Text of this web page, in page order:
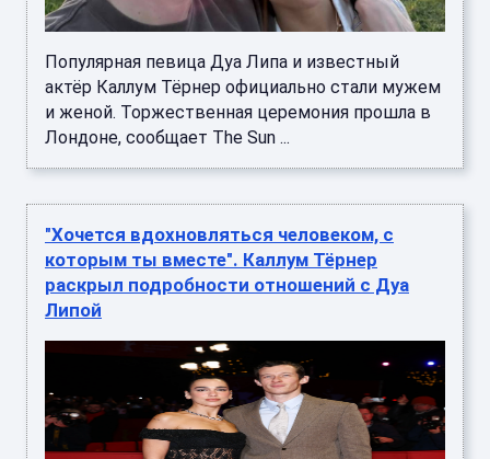
Популярная певица Дуа Липа и известный
актёр Каллум Тёрнер официально стали мужем
и женой. Торжественная церемония прошла в
Лондоне, сообщает The Sun ...
"Хочется вдохновляться человеком, с
которым ты вместе". Каллум Тёрнер
раскрыл подробности отношений с Дуа
Липой